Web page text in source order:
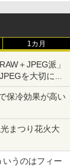
1カ月
＋JPEG派」
を大切にす
保冷効果が高い
まつり花火大
うのはフィー